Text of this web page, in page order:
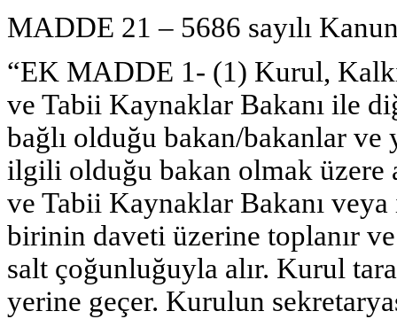
MADDE 21 – 5686 sayılı
“EK MADDE 1- (1) Kurul,
ve Tabii Kaynaklar Bakanı ile
bağlı olduğu bakan/bakanlar ve
ilgili olduğu bakan olmak
ve Tabii Kaynaklar Bakanı
birinin daveti üzerine toplanır
salt çoğunluğuyla alır. Kurul
yerine geçer. Kurulun